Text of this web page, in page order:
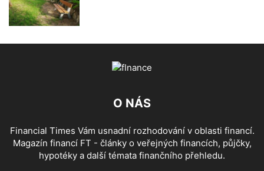
O NÁS
Financial Times Vám usnadní rozhodování v oblasti financí.
Magazín financí FT - články o veřejných financích, půjčky,
hypotéky a další témata finančního přehledu.